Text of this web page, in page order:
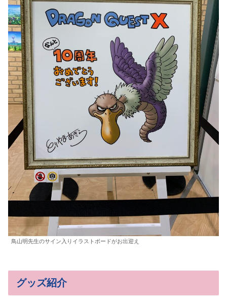
鳥山明先生のサイン入りイラストボードがお出迎え
グッズ紹介